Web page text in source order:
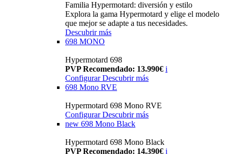
Familia Hypermotard: diversión y estilo
Explora la gama Hypermotard y elige el modelo
que mejor se adapte a tus necesidades.
Descubrir más
698 MONO
Hypermotard 698
PVP Recomendado: 13.990€ i
ConfigurarDescubrir más
698 Mono RVE
Hypermotard 698 Mono RVE
Configurar Descubrir más
new 698 Mono Black
Hypermotard 698 Mono Black
PVP Recomendado: 14.390€ i